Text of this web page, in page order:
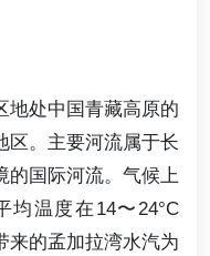
地处中国青藏高原的
区。主要河流属于长
的国际河流。气候上
均温度在14〜24°C
来的孟加拉湾水汽为